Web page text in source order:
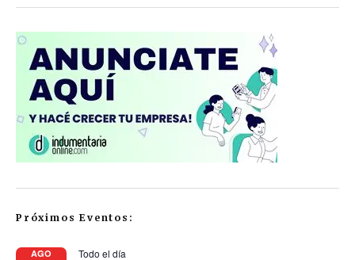
Próximos Eventos:
AGO Todo el día